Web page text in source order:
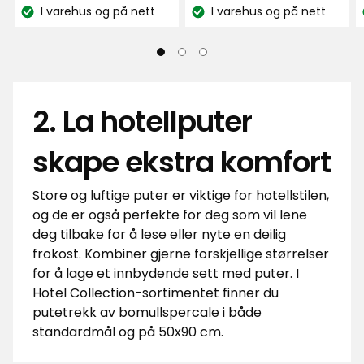
314
pris
399
Lagerbalanse:
I varehus og på nett anmeldelser
Lagerbalanse:
I varehus og på nett
2. La hotellputer
skape ekstra komfort
Store og luftige puter er viktige for hotellstilen,
og de er også perfekte for deg som vil lene
deg tilbake for å lese eller nyte en deilig
frokost. Kombiner gjerne forskjellige størrelser
for å lage et innbydende sett med puter. I
Hotel Collection-sortimentet finner du
putetrekk av bomullspercale i både
standardmål og på 50x90 cm.